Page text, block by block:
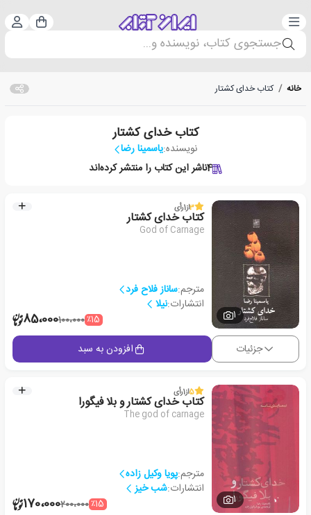
دسته‌بندی سبد
جستجوی کتاب، نویسنده و...
خانه / کتاب خدای کشتار
کتاب خدای کشتار
نویسنده:یاسمینا رضا
4ناشر این کتاب را منتشر کرده‌اند
1
3از1رأی
کتاب خدای کشتار
God of Carnage
مترجم:ساناز فلاح فرد
انتشارات:نیلا
٪15100،00085،000
جزئیات افزودن به سبد
1
5از1رأی
کتاب خدای کشتار و بلا فیگورا
The god of carnage
مترجم:پویا وکیل زاده
انتشارات:شب خیز
٪15200،000170،000